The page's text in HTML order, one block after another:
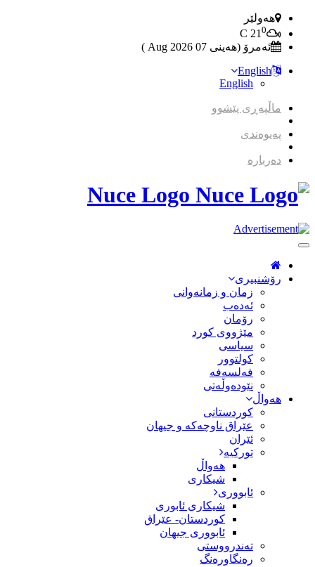
هەولێر
21 0
ئەمرۆ (هەینی 07 2026 Aug )
English
English
ماڵپەڕی پێشوو
پەیوەندی
دەربارە
Nuce Logo
Toggle
Navigation
رۆشنبیری
زمان و زمانه‌وانی
ئەدەب
رۆمان
مێژووى کورد
سیاسى
کولتوور
فەلسەفە
نێودەوڵەتی
هەواڵ
کوردستانی
عێراق ناوچەکە و جیهان
ئێران
تورکیە
هەواڵ
شیکاری
ئابووری
شیکاری ئابوری
کوردستان- عێراق
ئابووری جیهان
تەندرووستی
رەنگاورەنگ